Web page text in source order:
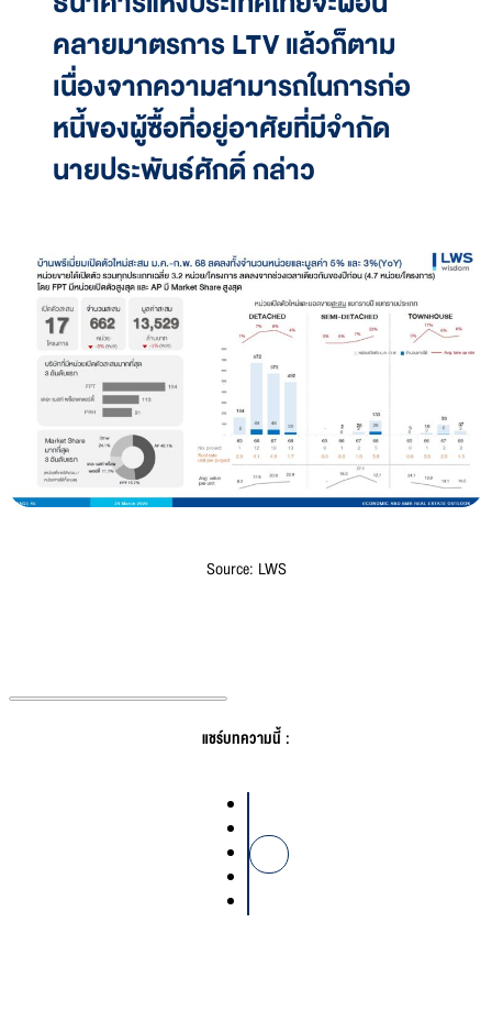
คลายมาตรการ LTV แล้วก็ตาม
เนื่องจากความสามารถในการก่อ
หนี้ของผู้ซื้อที่อยู่อาศัยที่มีจำกัด
นายประพันธ์ศักดิ์ กล่าว
Source: LWS
แชร์บทความนี้ :